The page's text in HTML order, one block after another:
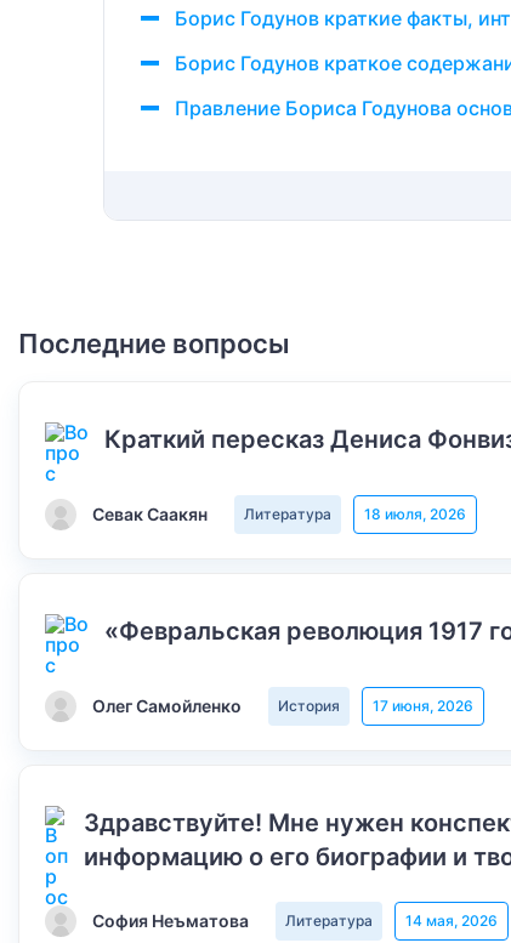
Борис Годунов краткие факты,
Борис Годунов краткое
Правление Бориса Годунова
Последние вопросы
Краткий пересказ Дениса
Севак Саакян Литература 18 июля, 2026
«Февральская революция 1917
Олег Самойленко История 17 июня, 2026
Здравствуйте! Мне нужен
информацию о его биографии и
София Неъматова Литература 14 мая, 2026